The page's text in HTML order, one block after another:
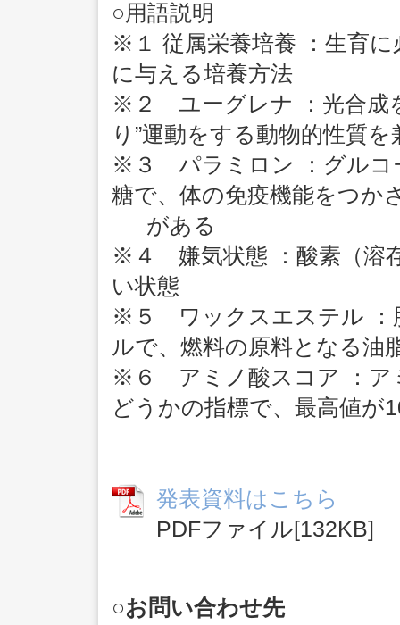
○用語説明
※１ 従属栄養培養 ：生育
に与える培養方法
※２ ユーグレナ ：光合成
り”運動をする動物的性質
※３ パラミロン ：グルコ
糖で、体の免疫機能をつか
がある
※４ 嫌気状態 ：酸素（溶
い状態
※５ ワックスエステル ：
ルで、燃料の原料となる油
※６ アミノ酸スコア ：ア
どうかの指標で、最高値が
発表資料はこちら
PDFファイル[132KB]
○お問い合わせ先